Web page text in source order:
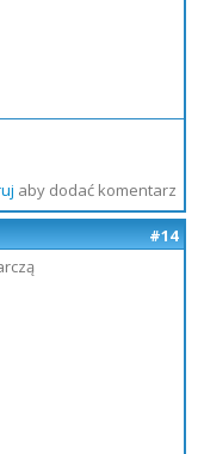
aby dodać komentarz
#14